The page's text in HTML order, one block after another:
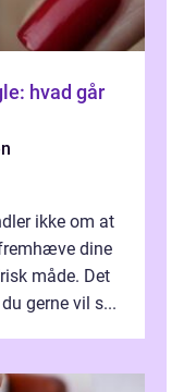
hvad går
ikke om at
dine
måde. Det
gerne vil s...